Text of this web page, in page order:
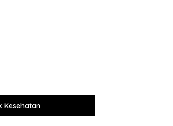
Kesehatan